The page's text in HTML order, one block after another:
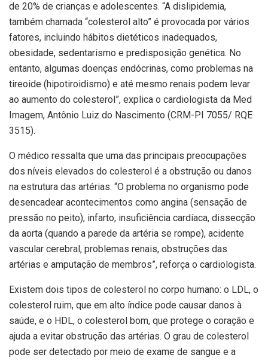
de 20% de crianças e adolescentes. “A dislipidemia,
também chamada “colesterol alto” é provocada por vários
fatores, incluindo hábitos dietéticos inadequados,
obesidade, sedentarismo e predisposição genética. No
entanto, algumas doenças endócrinas, como problemas na
tireoide (hipotiroidismo) e até mesmo renais podem levar
ao aumento do colesterol”, explica o cardiologista da Med
Imagem, Antônio Luiz do Nascimento (CRM-PI 7055/ RQE
3515).
O médico ressalta que uma das principais preocupações
dos níveis elevados do colesterol é a obstrução ou danos
na estrutura das artérias. “O problema no organismo pode
desencadear acontecimentos como angina (sensação de
pressão no peito), infarto, insuficiência cardíaca, dissecção
da aorta (quando a parede da artéria se rompe), acidente
vascular cerebral, problemas renais, obstruções das
artérias e amputação de membros”, reforça o cardiologista.
Existem dois tipos de colesterol no corpo humano: o LDL, o
colesterol ruim, que em alto índice pode causar danos à
saúde, e o HDL, o colesterol bom, que protege o coração e
ajuda a evitar obstrução das artérias. O grau de colesterol
pode ser detectado por meio de exame de sangue e a